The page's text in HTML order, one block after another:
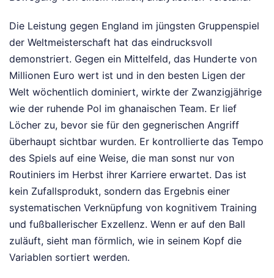
Die Leistung gegen England im jüngsten Gruppenspiel
der Weltmeisterschaft hat das eindrucksvoll
demonstriert. Gegen ein Mittelfeld, das Hunderte von
Millionen Euro wert ist und in den besten Ligen der
Welt wöchentlich dominiert, wirkte der Zwanzigjährige
wie der ruhende Pol im ghanaischen Team. Er lief
Löcher zu, bevor sie für den gegnerischen Angriff
überhaupt sichtbar wurden. Er kontrollierte das Tempo
des Spiels auf eine Weise, die man sonst nur von
Routiniers im Herbst ihrer Karriere erwartet. Das ist
kein Zufallsprodukt, sondern das Ergebnis einer
systematischen Verknüpfung von kognitivem Training
und fußballerischer Exzellenz. Wenn er auf den Ball
zuläuft, sieht man förmlich, wie in seinem Kopf die
Variablen sortiert werden.